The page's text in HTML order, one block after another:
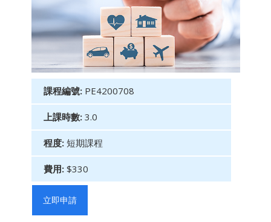
課程編號: PE4200708
上課時數: 3.0
程度: 短期課程
費用: $330
立即申請